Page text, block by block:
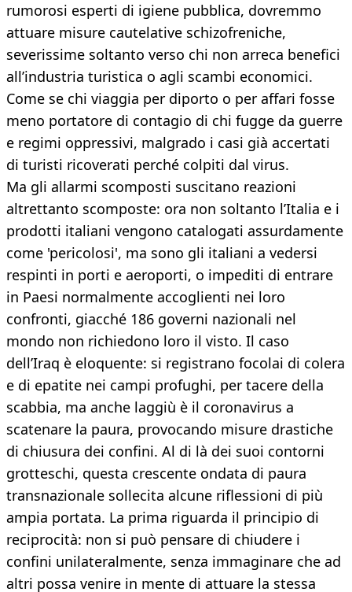
rumorosi esperti di igiene pubblica, dovremmo
attuare misure cautelative schizofreniche,
severissime soltanto verso chi non arreca benefici
all’industria turistica o agli scambi economici.
Come se chi viaggia per diporto o per affari fosse
meno portatore di contagio di chi fugge da guerre
e regimi oppressivi, malgrado i casi già accertati
di turisti ricoverati perché colpiti dal virus.
Ma gli allarmi scomposti suscitano reazioni
altrettanto scomposte: ora non soltanto l’Italia e i
prodotti italiani vengono catalogati assurdamente
come 'pericolosi', ma sono gli italiani a vedersi
respinti in porti e aeroporti, o impediti di entrare
in Paesi normalmente accoglienti nei loro
confronti, giacché 186 governi nazionali nel
mondo non richiedono loro il visto. Il caso
dell’Iraq è eloquente: si registrano focolai di colera
e di epatite nei campi profughi, per tacere della
scabbia, ma anche laggiù è il coronavirus a
scatenare la paura, provocando misure drastiche
di chiusura dei confini. Al di là dei suoi contorni
grotteschi, questa crescente ondata di paura
transnazionale sollecita alcune riflessioni di più
ampia portata. La prima riguarda il principio di
reciprocità: non si può pensare di chiudere i
confini unilateralmente, senza immaginare che ad
altri possa venire in mente di attuare la stessa